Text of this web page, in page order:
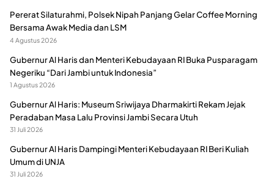
Pererat Silaturahmi, Polsek Nipah Panjang Gelar Coffee Morning
Bersama Awak Media dan LSM
4 Agustus 2026
Gubernur Al Haris dan Menteri Kebudayaan RI Buka Pusparagam
Negeriku “Dari Jambi untuk Indonesia”
1 Agustus 2026
Gubernur Al Haris: Museum Sriwijaya Dharmakirti Rekam Jejak
Peradaban Masa Lalu Provinsi Jambi Secara Utuh
31 Juli 2026
Gubernur Al Haris Dampingi Menteri Kebudayaan RI Beri Kuliah
Umum di UNJA
31 Juli 2026